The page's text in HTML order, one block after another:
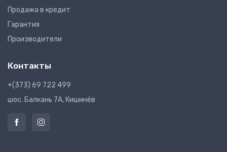
Продажа в кредит
Гарантия
Производители
Контакты
+(373) 69 722 499
шос. Балкань 7A, Кишинёв